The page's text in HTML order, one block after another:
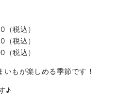
税込）
税込）
税込）
いもが楽しめる季節です！
♪